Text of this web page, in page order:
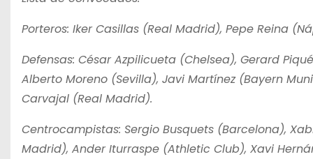
Porteros: Iker Casillas (Real Madrid), Pepe Reina
Defensas: César Azpilicueta (Chelsea), Gerard
Alberto Moreno (Sevilla), Javi Martínez (Bayern
Carvajal (Real Madrid).
Centrocampistas: Sergio Busquets (Barcelona),
Madrid), Ander Iturraspe (Athletic Club), Xavi